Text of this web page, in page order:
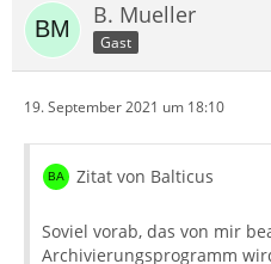
B. Mueller
Gast
19. September 2021 um 18:10
Zitat von Balticus
Soviel vorab, das von mir
Archivierungsprogramm